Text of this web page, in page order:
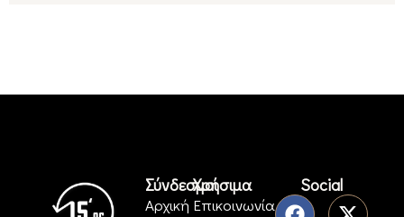
Σύνδεσμοι
Αρχική
Χρήσιμα
Επικοινωνία
Social